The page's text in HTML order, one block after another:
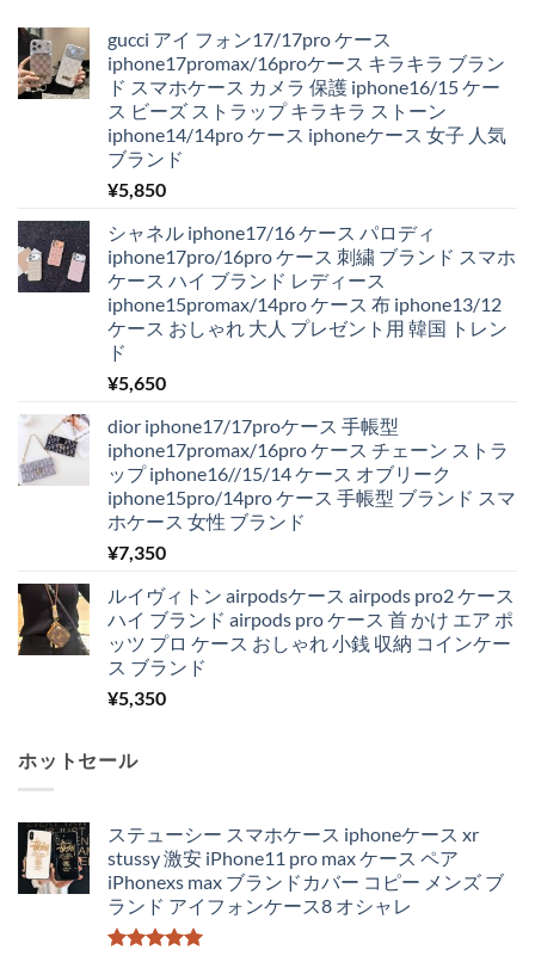
gucci アイ フォン17/17pro ケース
iphone17promax/16proケース キラキラ ブラン
ド スマホケース カメラ 保護 iphone16/15 ケー
ス ビーズ ストラップ キラキラ ストーン
iphone14/14pro ケース iphoneケース 女子 人気
ブランド
¥5,850
シャネル iphone17/16 ケース パロディ
iphone17pro/16pro ケース 刺繍 ブランド スマホ
ケース ハイ ブランド レディース
iphone15promax/14pro ケース 布 iphone13/12
ケース おしゃれ 大人 プレゼント用 韓国 トレン
ド
¥5,650
dior iphone17/17proケース 手帳型
iphone17promax/16pro ケース チェーン ストラ
ップ iphone16//15/14 ケース オブリーク
iphone15pro/14pro ケース 手帳型 ブランド スマ
ホケース 女性 ブランド
¥7,350
ルイヴィトン airpodsケース airpods pro2 ケース
ハイ ブランド airpods pro ケース 首 かけ エア ポ
ッツ プロ ケース おしゃれ 小銭 収納 コインケー
ス ブランド
¥5,350
ホットセール
ステューシー スマホケース iphoneケース xr
stussy 激安 iPhone11 pro max ケース ペア
iPhonexs max ブランドカバー コピー メンズ ブ
ランド アイフォンケース8 オシャレ